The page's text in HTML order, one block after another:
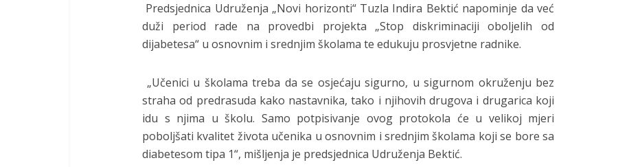
Predsjednica Udruženja „Novi horizonti“ Tuzla Indira Bektić napominje da već
duži period rade na provedbi projekta „Stop diskriminaciji oboljelih od
dijabetesa“ u osnovnim i srednjim školama te edukuju prosvjetne radnike.
„Učenici u školama treba da se osjećaju sigurno, u sigurnom okruženju bez
straha od predrasuda kako nastavnika, tako i njihovih drugova i drugarica koji
idu s njima u školu. Samo potpisivanje ovog protokola će u velikoj mjeri
poboljšati kvalitet života učenika u osnovnim i srednjim školama koji se bore sa
diabetesom tipa 1“, mišljenja je predsjednica Udruženja Bektić.